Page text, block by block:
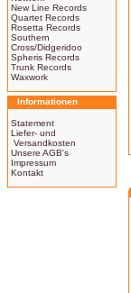
New Line Records
Quartet Records
Rosetta Records
Southern
Cross/Didgeridoo
Spheris Records
Trunk Records
Waxwork
Informationen
Statement
Liefer- und
Versandkosten
Unsere AGB's
Impressum
Kontakt